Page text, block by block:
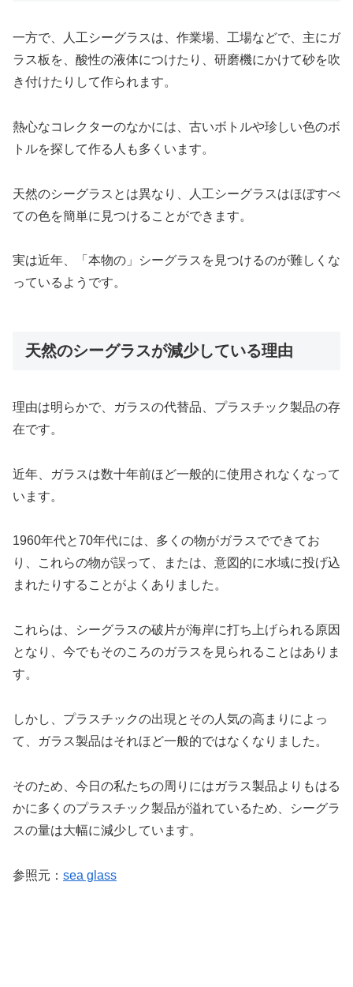
一方で、人工シーグラスは、作業場、工場などで、主にガ
ラス板を、酸性の液体につけたり、研磨機にかけて砂を吹
き付けたりして作られます。
熱心なコレクターのなかには、古いボトルや珍しい色のボ
トルを探して作る人も多くいます。
天然のシーグラスとは異なり、人工シーグラスはほぼすべ
ての色を簡単に見つけることができます。
実は近年、「本物の」シーグラスを見つけるのが難しくな
っているようです。
天然のシーグラスが減少している理由
理由は明らかで、ガラスの代替品、プラスチック製品の存
在です。
近年、ガラスは数十年前ほど一般的に使用されなくなって
います。
1960年代と70年代には、多くの物がガラスでできてお
り、これらの物が誤って、または、意図的に水域に投げ込
まれたりすることがよくありました。
これらは、シーグラスの破片が海岸に打ち上げられる原因
となり、今でもそのころのガラスを見られることはありま
す。
しかし、プラスチックの出現とその人気の高まりによっ
て、ガラス製品はそれほど一般的ではなくなりました。
そのため、今日の私たちの周りにはガラス製品よりもはる
かに多くのプラスチック製品が溢れているため、シーグラ
スの量は大幅に減少しています。
参照元： sea glass